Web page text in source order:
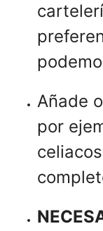
Añade
por